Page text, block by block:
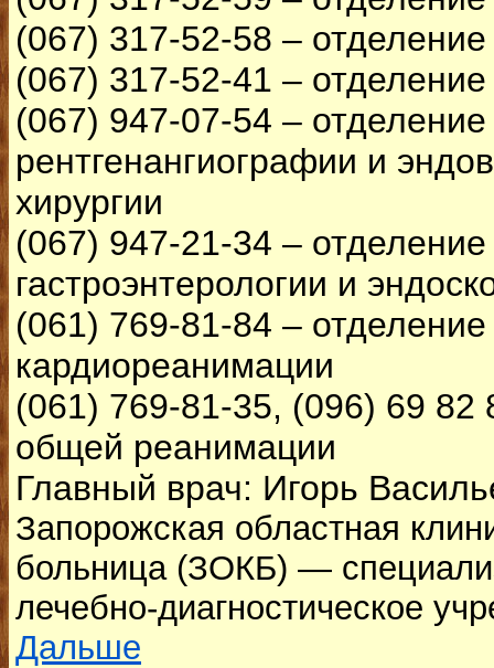
(067) 317-52-58 –
(067) 317-52-41 – отделение
(067) 947-07-54 – отделение
рентгенангиографии и
хирургии
(067) 947-21-34 – отделение
гастроэнтерологии и
(061) 769-81-84 – отделение
кардиореанимации
(061) 769-81-35, (096) 69 82
общей реанимации
Главный врач: Игорь
Запорожская областная
больница (ЗОКБ) —
лечебно-диагностическое
Дальше